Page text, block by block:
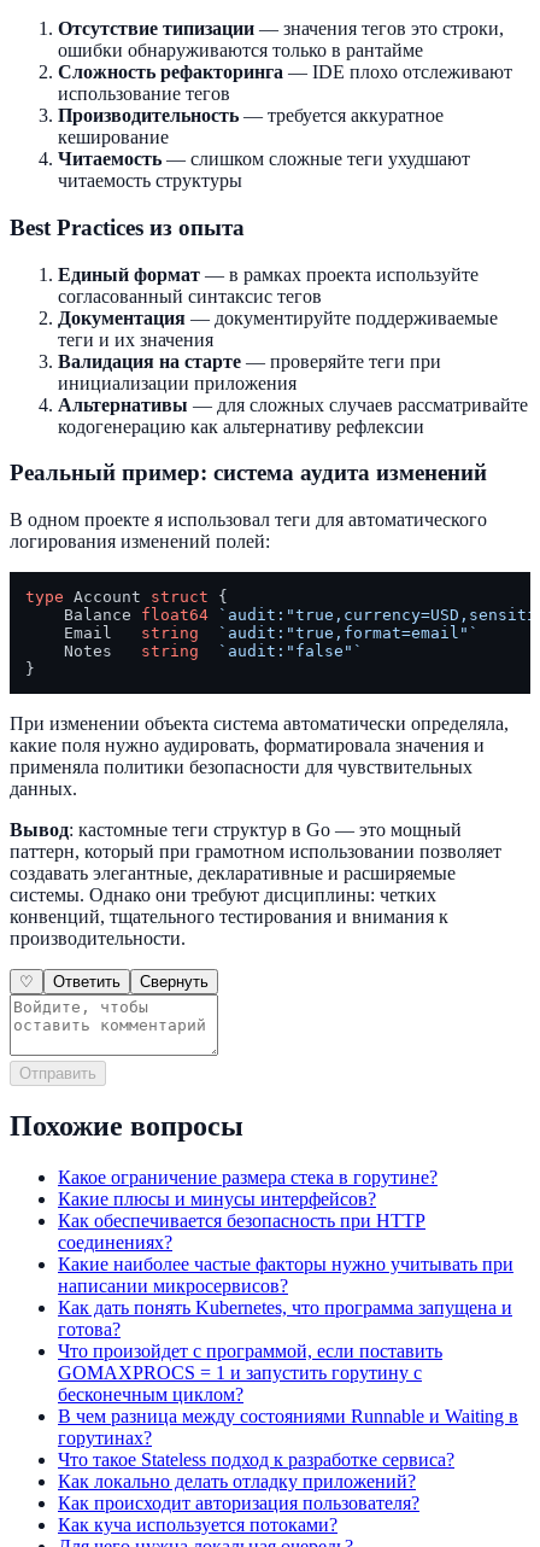
Отсутствие типизации — значения тегов это строки,
ошибки обнаруживаются только в рантайме
Сложность рефакторинга — IDE плохо отслеживают
использование тегов
Производительность — требуется аккуратное
кеширование
Читаемость — слишком сложные теги ухудшают
читаемость структуры
Best Practices из опыта
Единый формат — в рамках проекта используйте
согласованный синтаксис тегов
Документация — документируйте поддерживаемые
теги и их значения
Валидация на старте — проверяйте теги при
инициализации приложения
Альтернативы — для сложных случаев рассматривайте
кодогенерацию как альтернативу рефлексии
Реальный пример: система аудита изменений
В одном проекте я использовал теги для автоматического
логирования изменений полей:
type Account struct {
    Balance
float64
    Email
string
`audit:"true,format=email"`
    Notes
string
`audit:"false"`
При изменении объекта система автоматически определяла,
какие поля нужно аудировать, форматировала значения и
применяла политики безопасности для чувствительных
данных.
Вывод: кастомные теги структур в Go — это мощный
паттерн, который при грамотном использовании позволяет
создавать элегантные, декларативные и расширяемые
системы. Однако они требуют дисциплины: четких
конвенций, тщательного тестирования и внимания к
производительности.
♡ Ответить Свернуть
Отправить
Похожие вопросы
Какое ограничение размера стека в горутине?
Какие плюсы и минусы интерфейсов?
Как обеспечивается безопасность при HTTP
соединениях?
Какие наиболее частые факторы нужно учитывать при
написании микросервисов?
Как дать понять Kubernetes, что программа запущена и
готова?
Что произойдет с программой, если поставить
GOMAXPROCS = 1 и запустить горутину с
бесконечным циклом?
В чем разница между состояниями Runnable и Waiting в
горутинах?
Что такое Stateless подход к разработке сервиса?
Как локально делать отладку приложений?
Как происходит авторизация пользователя?
Как куча используется потоками?